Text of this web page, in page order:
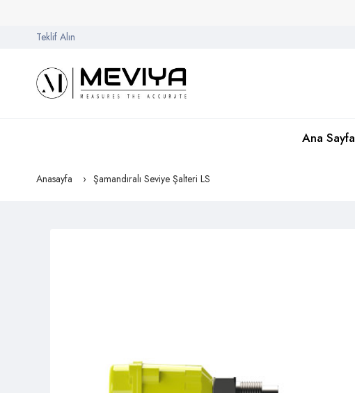
Teklif Alın
Ana Sayfa
Anasayfa Şamandıralı Seviye Şalteri LS